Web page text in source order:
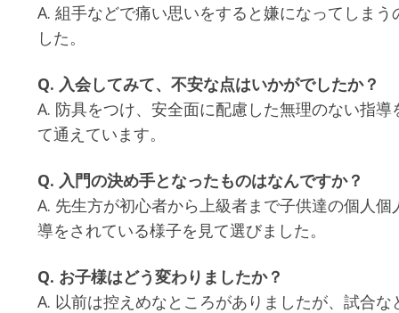
A. 組手などで痛い思いをすると嫌になってしま
した。
Q. 入会してみて、不安な点はいかがでしたか？
A. 防具をつけ、安全面に配慮した無理のない指
て通えています。
Q. 入門の決め手となったものはなんですか？
A. 先生方が初心者から上級者まで子供達の個人
導をされている様子を見て選びました。
Q. お子様はどう変わりましたか？
A. 以前は控えめなところがありましたが、試合